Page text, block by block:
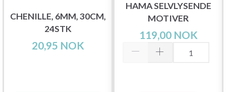
CHENILLE, 6MM, 30CM,
24STK
20,95 NOK
HAMA SELVLYSENDE
MOTIVER
119,00 NOK